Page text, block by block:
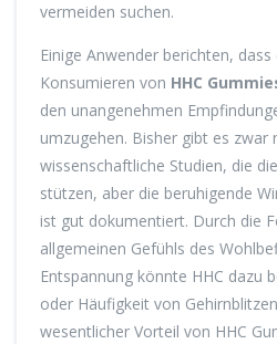
vermeiden suchen.
Einige Anwender berichten,
Konsumieren von HHC
den unangenehmen
umzugehen. Bisher gibt es zwar
wissenschaftliche Studien, die
stützen, aber die beruhigende
ist gut dokumentiert. Durch die
allgemeinen Gefühls des
Entspannung könnte HHC dazu
oder Häufigkeit von
wesentlicher Vorteil von HHC